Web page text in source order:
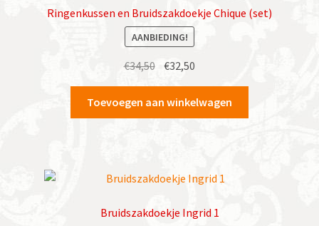
Ringenkussen en Bruidszakdoekje Chique (set)
AANBIEDING!
€34,50 Oorspronkelijke
prijs
was:
€34,50.
€32,50
prijs
is:
€32,50.
Toevoegen aan winkelwagen
Bruidszakdoekje Ingrid 1